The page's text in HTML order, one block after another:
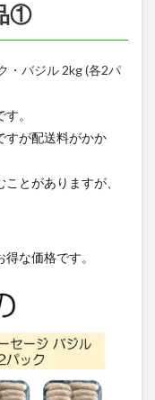
①
バジル 2kg (各2パ
。
すが配送料がかか
とがありますが、
な価格です。